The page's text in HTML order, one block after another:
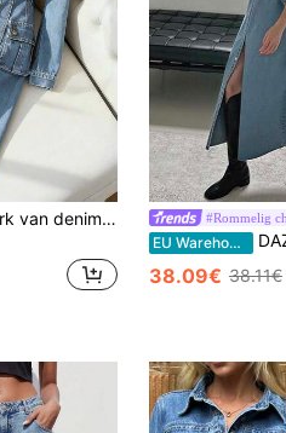
GlowEve Damesjurk van denim met knoopsluiting aan de voorkant, ideaal voor woon-werkverkeer.
#Rommelig
EU Warehouse DAZY Damesjurk van
38.09€ 38.11€